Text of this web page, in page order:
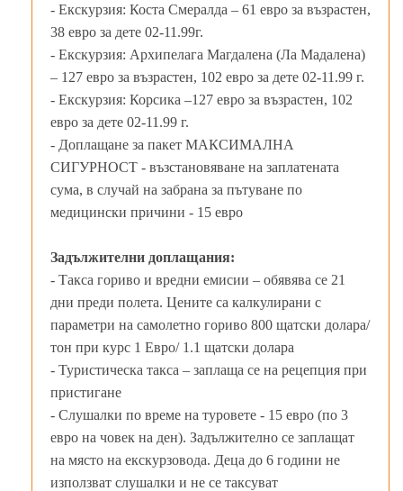
- Екскурзия: Коста Смералда – 61 евро за възрастен,
38 евро за дете 02-11.99г.
- Екскурзия: Архипелага Магдалена (Ла Мадалена)
– 127 евро за възрастен, 102 евро за дете 02-11.99 г.
- Екскурзия: Корсика –127 евро за възрастен, 102
евро за дете 02-11.99 г.
- Доплащане за пакет МАКСИМАЛНА
СИГУРНОСТ - възстановяване на заплатената
сума, в случай на забрана за пътуване по
медицински причини - 15 евро
Задължителни доплащания:
- Такса гориво и вредни емисии – обявява се 21
дни преди полета. Цените са калкулирани с
параметри на самолетно гориво 800 щатски долара/
тон при курс 1 Евро/ 1.1 щатски долара
- Туристическа такса – заплаща се на рецепция при
пристигане
- Слушалки по време на туровете - 15 евро (по 3
евро на човек на ден). Задължително се заплащат
на място на екскурзовода. Деца до 6 години не
използват слушалки и не се таксуват